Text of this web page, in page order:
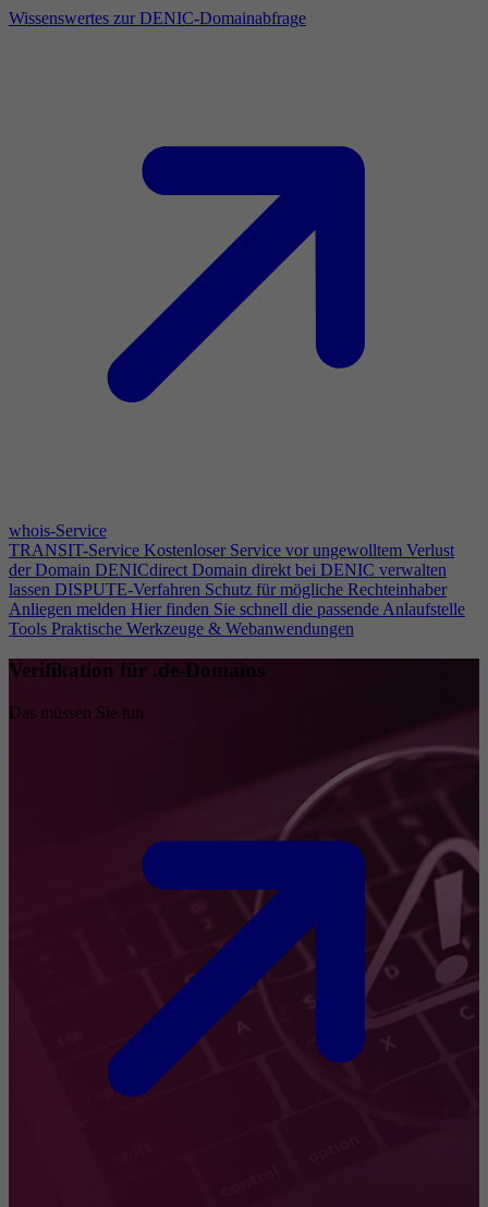
Wissenswertes zur DENIC-Domainabfrage
whois-Service
TRANSIT-Service Kostenloser Service vor ungewolltem Verlust
der Domain DENICdirect Domain direkt bei DENIC verwalten
lassen DISPUTE-Verfahren Schutz für mögliche Rechteinhaber
Anliegen melden Hier finden Sie schnell die passende Anlaufstelle
Tools Praktische Werkzeuge & Webanwendungen
Verifikation für .de-Domains
Das müssen Sie tun